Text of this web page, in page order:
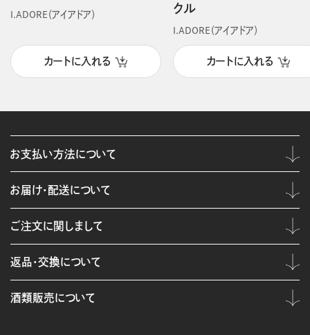
I.ADORE（アイアドア）
カートに入れる
クル
I.ADORE（アイアドア）
カートに入れる
お支払い方法について
お届け・配送について
ご注文に関しまして
返品・交換について
酒類販売について